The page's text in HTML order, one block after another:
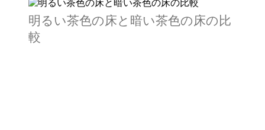
明るい茶色の床と暗い茶色の床の比
較